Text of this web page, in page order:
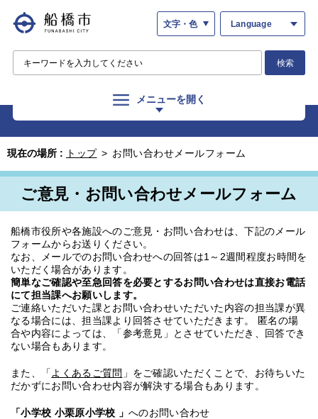
文字・色 Language
検索
メニューを開く
現在の場所 : トップ > お問い合わせメールフォーム
ご意見・お問い合わせメールフォーム
船橋市役所や各施設へのご意見・お問い合わせは、下記のメール
フォームからお送りください。
なお、メールでのお問い合わせへの回答は1～2週間程度お時間を
いただく場合があります。
簡単なご確認や至急回答を必要とするお問い合わせは直接お電話
にて担当課へお願いします。
ご連絡いただいた課とお問い合わせいただいた内容の担当課が異
なる場合には、担当課より回答させていただきます。 匿名の場
合や内容によっては、「参考意見」とさせていただき、回答でき
ない場合もあります。
また、「 よくあるご質問 」をご確認いただくことで、お待ちいた
だかずにお問い合わせ内容が解決する場合もあります。
「小学校 小栗原小学校 」へのお問い合わせ